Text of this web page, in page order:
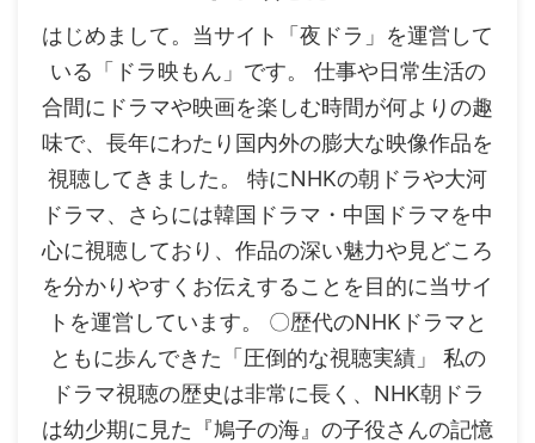
はじめまして。当サイト「夜ドラ」を運営して
いる「ドラ映もん」です。 仕事や日常生活の
合間にドラマや映画を楽しむ時間が何よりの趣
味で、長年にわたり国内外の膨大な映像作品を
視聴してきました。 特にNHKの朝ドラや大河
ドラマ、さらには韓国ドラマ・中国ドラマを中
心に視聴しており、作品の深い魅力や見どころ
を分かりやすくお伝えすることを目的に当サイ
トを運営しています。 〇歴代のNHKドラマと
ともに歩んできた「圧倒的な視聴実績」 私の
ドラマ視聴の歴史は非常に長く、NHK朝ドラ
は幼少期に見た『鳩子の海』の子役さんの記憶